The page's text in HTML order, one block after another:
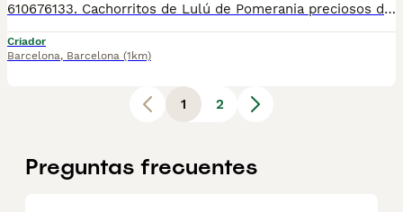
610676133. Cachorritos de Lulú de Pomerania preciosos de color canela, blanco con manchitas, negros y blanco, de tamaño pequeño, tienen dos meses de edad, se entregan con la vacuna correspondiente a la edad, desparasitados, con su cartilla veterinaria, microchip y garantía por escrito vírica y congénita. Muy bien cuidados, muy sanos, criados en entorno familiar. Ven a verlo sin compromiso cualquier día de la semana incluidos festivos. Disponemos de centro con numero zoológico T-2500116 Mi número de teléfono: 610676133
Criador
Barcelona, Barcelona (1km)
1 2
Preguntas frecuentes